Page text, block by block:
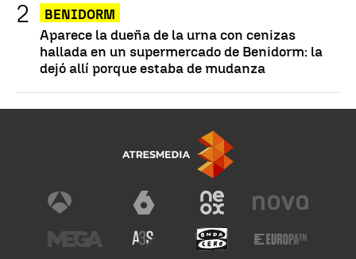
BENIDORM
Aparece la dueña de la urna con cenizas
hallada en un supermercado de Benidorm: la
dejó allí porque estaba de mudanza